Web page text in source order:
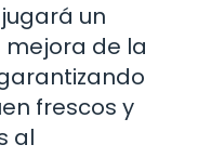
un
de la
frescos y
al